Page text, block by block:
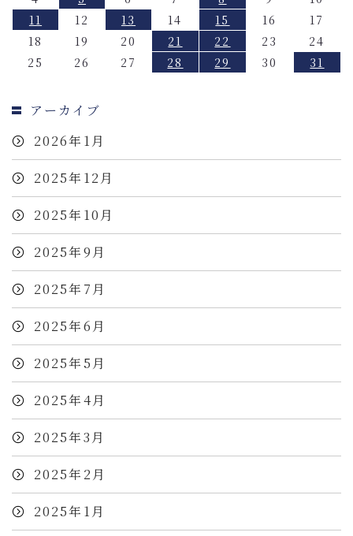
11
12 13 14 15 16
17
18
19 20 21 22 23
24
25
26 27 28 29 30 31
アーカイブ
2026年1月
2025年12月
2025年10月
2025年9月
2025年7月
2025年6月
2025年5月
2025年4月
2025年3月
2025年2月
2025年1月